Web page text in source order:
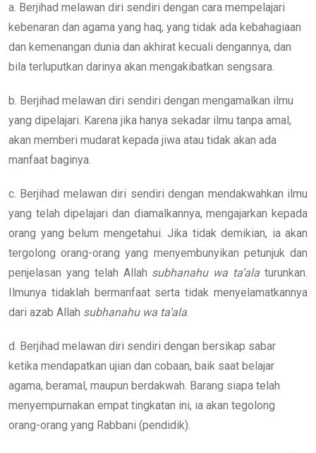
a. Berjihad melawan diri sendiri dengan cara mempelajari
kebenaran dan agama yang haq, yang tidak ada kebahagiaan
dan kemenangan dunia dan akhirat kecuali dengannya, dan
bila terluputkan darinya akan mengakibatkan sengsara.
b. Berjihad melawan diri sendiri dengan mengamalkan ilmu
yang dipelajari. Karena jika hanya sekadar ilmu tanpa amal,
akan memberi mudarat kepada jiwa atau tidak akan ada
manfaat baginya.
c. Berjihad melawan diri sendiri dengan mendakwahkan ilmu
yang telah dipelajari dan diamalkannya, mengajarkan kepada
orang yang belum mengetahui. Jika tidak demikian, ia akan
tergolong orang-orang yang menyembunyikan petunjuk dan
penjelasan yang telah Allah subhanahu wa ta’ala turunkan.
Ilmunya tidaklah bermanfaat serta tidak menyelamatkannya
dari azab Allah subhanahu wa ta’ala.
d. Berjihad melawan diri sendiri dengan bersikap sabar
ketika mendapatkan ujian dan cobaan, baik saat belajar
agama, beramal, maupun berdakwah. Barang siapa telah
menyempurnakan empat tingkatan ini, ia akan tegolong
orang-orang yang Rabbani (pendidik).